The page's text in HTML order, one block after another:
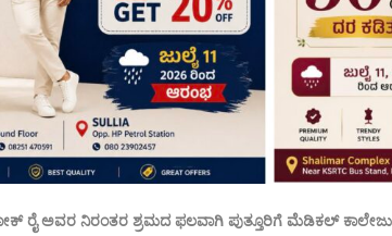
ರೈ ಅವರ ನಿರಂತರ‌ ಶ್ರಮದ‌ ಫಲವಾಗಿ ಪುತ್ತೂರಿಗೆ ಮೆಡಿಕಲ್